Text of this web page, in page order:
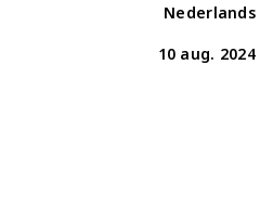
Nederlands
10 aug. 2024